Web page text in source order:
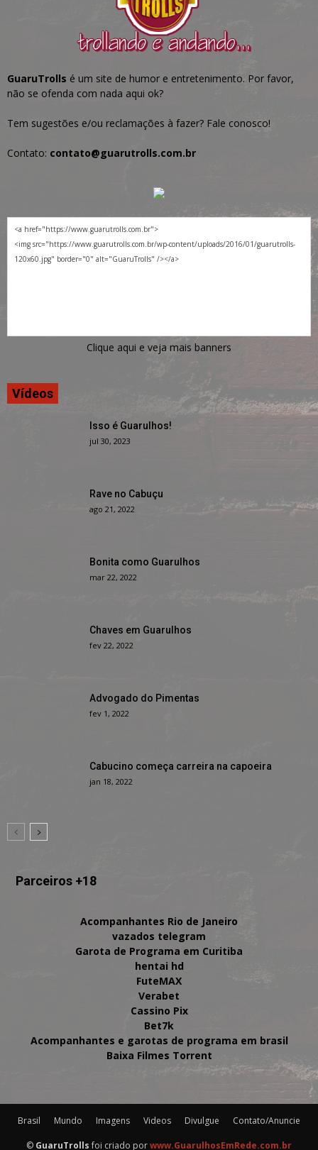
GuaruTrolls é um site de humor e entretenimento. Por favor,
não se ofenda com nada aqui ok?
Tem sugestões e/ou reclamações à fazer? Fale conosco!
Contato: contato@guarutrolls.com.br
Clique aqui e veja mais banners
Vídeos
Isso é Guarulhos!
jul 30, 2023
Rave no Cabuçu
ago 21, 2022
Bonita como Guarulhos
mar 22, 2022
Chaves em Guarulhos
fev 22, 2022
Advogado do Pimentas
fev 1, 2022
Cabucino começa carreira na capoeira
jan 18, 2022
Parceiros +18
Acompanhantes Rio de Janeiro
vazados telegram
Garota de Programa em Curitiba
hentai hd
FuteMAX
Verabet
Cassino Pix
Bet7k
Acompanhantes e garotas de programa em brasil
Baixa Filmes Torrent
Brasil Mundo Imagens Videos Divulgue Contato/Anuncie
© GuaruTrollsfoi criado porwww.GuarulhosEmRede.com.br